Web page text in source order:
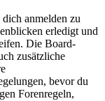
anmelden zu
erledigt und
Die Board-
zusätzliche
bevor du
Forenregeln,